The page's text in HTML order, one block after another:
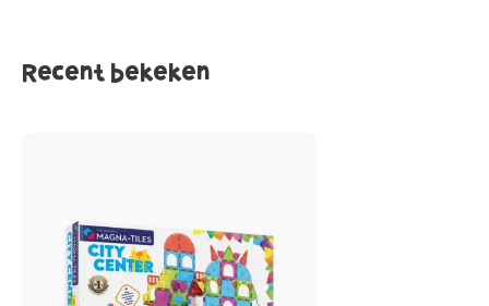
Recent bekeken